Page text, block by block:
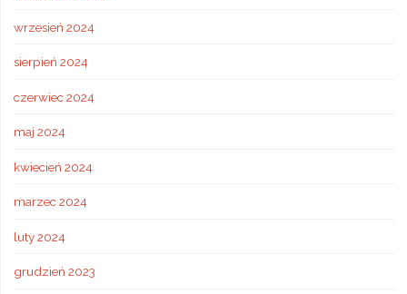
wrzesień 2024
sierpień 2024
czerwiec 2024
maj 2024
kwiecień 2024
marzec 2024
luty 2024
grudzień 2023